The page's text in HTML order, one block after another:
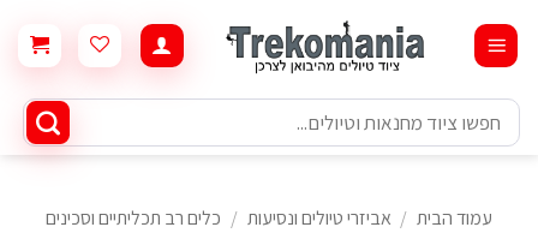
content
חיפוש
עבור:
עמוד הבית / אביזרי טיולים ונסיעות / כלים רב תכליתיים וסכינים